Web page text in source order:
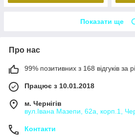
Показати ще
Про нас
99% позитивних з 168 відгуків за
Працює з 10.01.2018
м. Чернігів
вул.Івана Мазепи, 62а, корп.1,
Контакти